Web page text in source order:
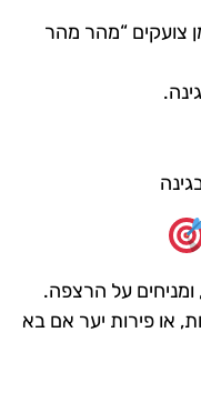
צועקים “מהר מהר
על הרצפה.
או פירות יער אם בא